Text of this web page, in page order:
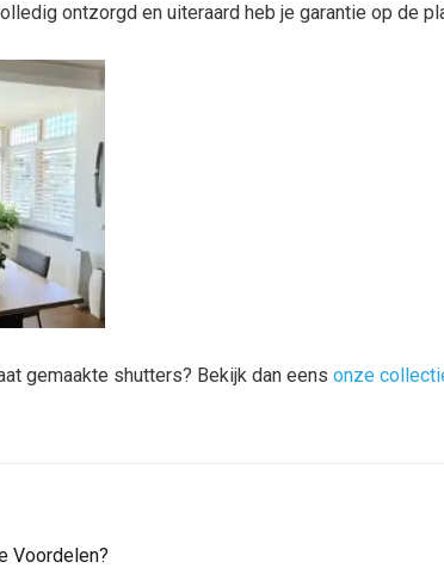
ontzorgd en uiteraard heb je garantie op de
gemaakte shutters? Bekijk dan eens onze
Voordelen?